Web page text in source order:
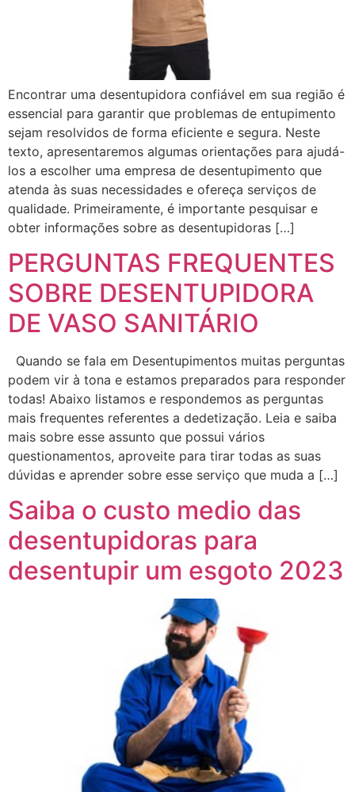
Encontrar uma desentupidora confiável em sua região é
essencial para garantir que problemas de entupimento
sejam resolvidos de forma eficiente e segura. Neste
texto, apresentaremos algumas orientações para ajudá-
los a escolher uma empresa de desentupimento que
atenda às suas necessidades e ofereça serviços de
qualidade. Primeiramente, é importante pesquisar e
obter informações sobre as desentupidoras […]
PERGUNTAS FREQUENTES
SOBRE DESENTUPIDORA
DE VASO SANITÁRIO
Quando se fala em Desentupimentos muitas perguntas
podem vir à tona e estamos preparados para responder
todas! Abaixo listamos e respondemos as perguntas
mais frequentes referentes a dedetização. Leia e saiba
mais sobre esse assunto que possui vários
questionamentos, aproveite para tirar todas as suas
dúvidas e aprender sobre esse serviço que muda a […]
Saiba o custo medio das
desentupidoras para
desentupir um esgoto 2023